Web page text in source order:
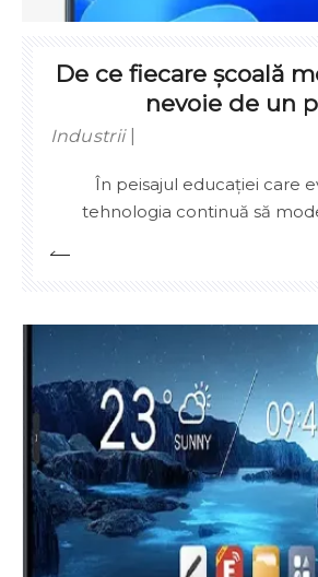
mai dinamic și mai incluziv în
De ce fiecare școală
nevoie de un
Industrii
În peisajul educației care
tehnologia continuă să
centrală digitală care
tradițională. În timp ce
există de peste un
panourilor tactile
stabilește un nou